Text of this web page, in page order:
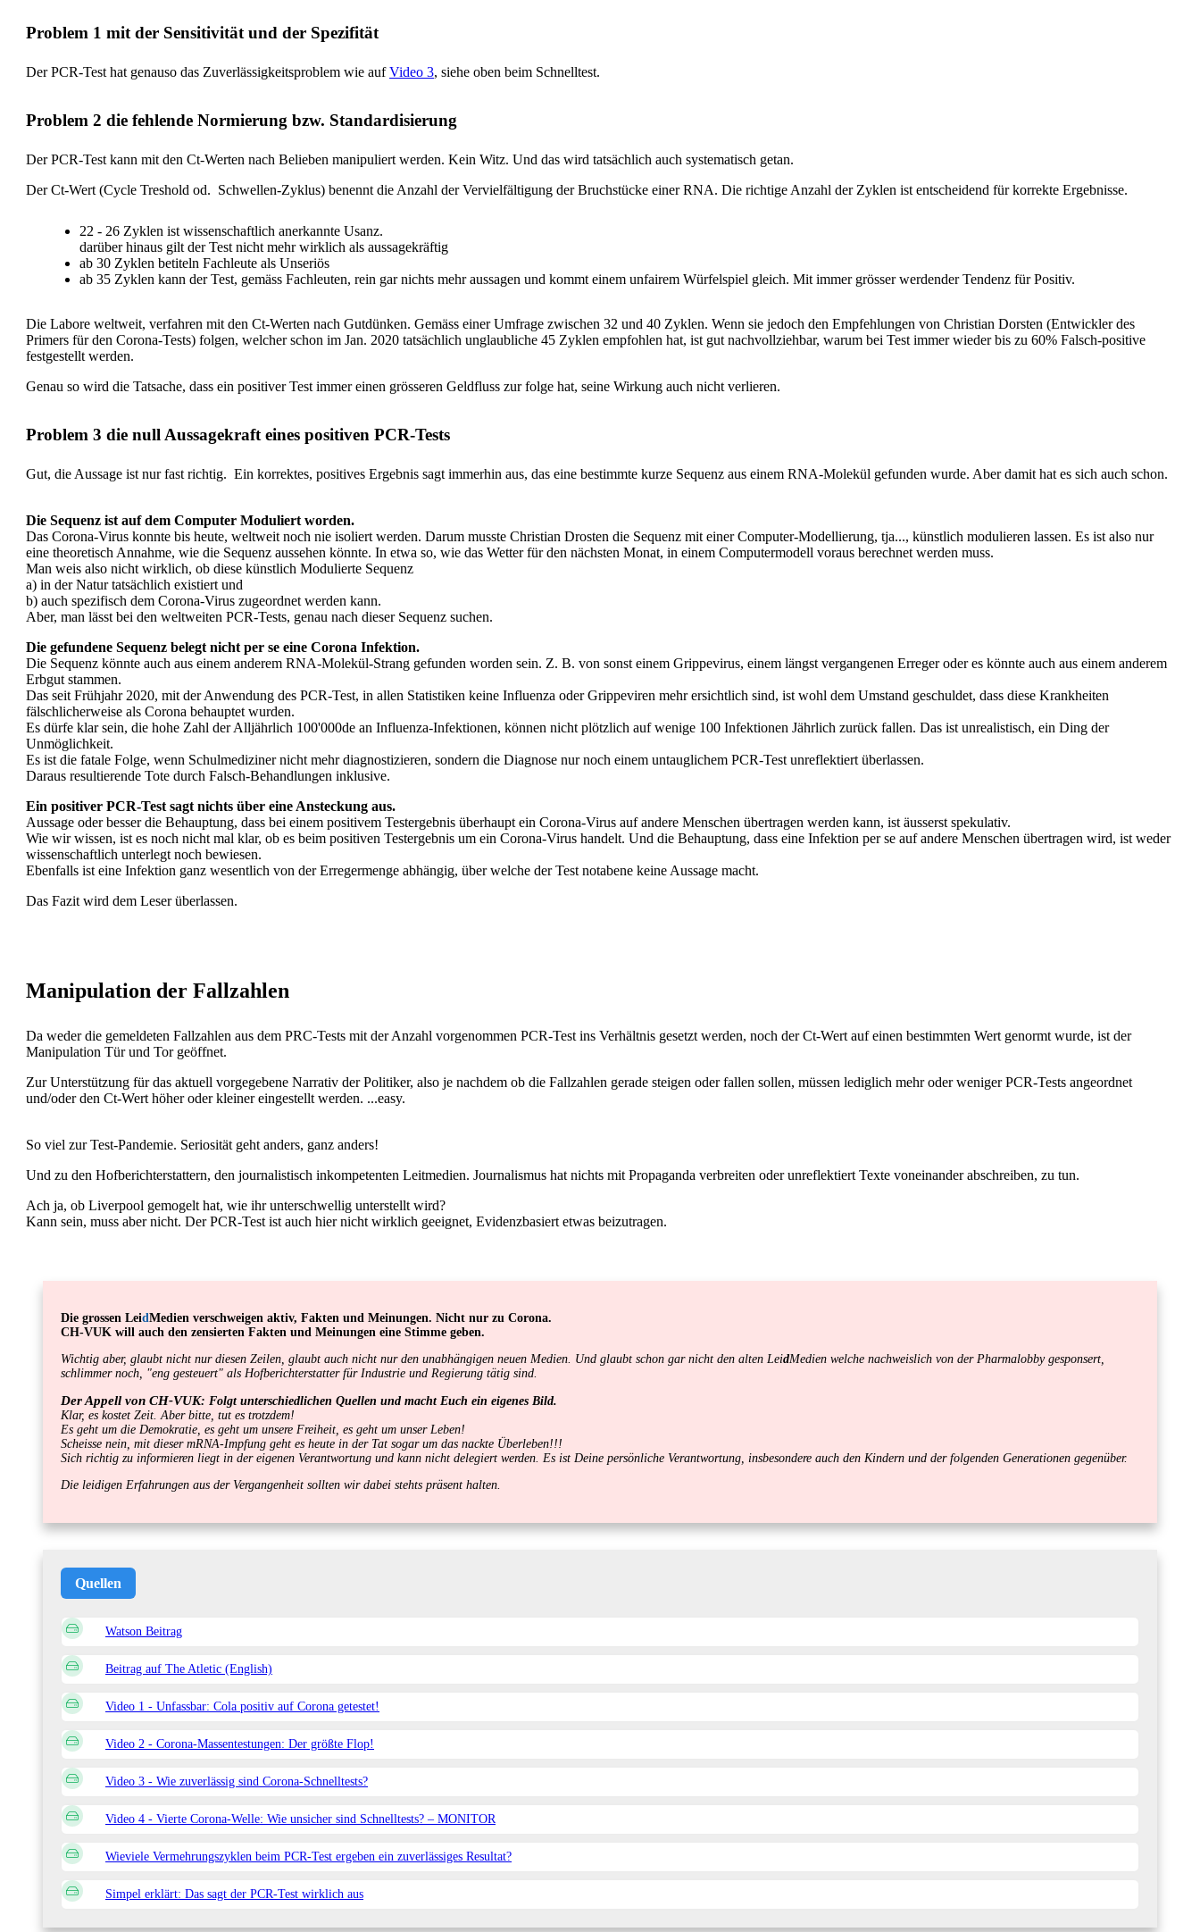
Problem 1 mit der Sensitivität und der Spezifität
Der PCR-Test hat genauso das Zuverlässigkeitsproblem wie aufVideo 3, siehe oben beim Schnelltest.
Problem 2 die fehlende Normierung bzw. Standardisierung
Der PCR-Test kann mit den Ct-Werten nach Belieben manipuliert werden. Kein Witz. Und das wird tatsächlich auch systematisch getan.
Der Ct-Wert (Cycle Treshold od. Schwellen-Zyklus) benennt die Anzahl der Vervielfältigung der Bruchstücke einer RNA. Die richtige Anzahl der Zyklen ist entscheidend für korrekte Ergebnisse.
22 - 26 Zyklen ist wissenschaftlich anerkannte Usanz.
darüber hinaus gilt der Test nicht mehr wirklich als aussagekräftig
ab 30 Zyklen betiteln Fachleute als Unseriös
ab 35 Zyklen kann der Test, gemäss Fachleuten, rein gar nichts mehr aussagen und kommt einem unfairem Würfelspiel gleich. Mit immer grösser werdender Tendenz für Positiv.
Die Labore weltweit, verfahren mit den Ct-Werten nach Gutdünken. Gemäss einer Umfrage zwischen 32 und 40 Zyklen. Wenn sie jedoch den Empfehlungen von Christian Dorsten (Entwickler des
Primers für den Corona-Tests) folgen, welcher schon im Jan. 2020 tatsächlich unglaubliche 45 Zyklen empfohlen hat, ist gut nachvollziehbar, warum bei Test immer wieder bis zu 60% Falsch-positive
festgestellt werden.
Genau so wird die Tatsache, dass ein positiver Test immer einen grösseren Geldfluss zur folge hat, seine Wirkung auch nicht verlieren.
Problem 3 die null Aussagekraft eines positiven PCR-Tests
Gut, die Aussage ist nur fast richtig. Ein korrektes, positives Ergebnis sagt immerhin aus, das eine bestimmte kurze Sequenz aus einem RNA-Molekül gefunden wurde. Aber damit hat es sich auch schon.
Die Sequenz ist auf dem Computer Moduliert worden.
Das Corona-Virus konnte bis heute, weltweit noch nie isoliert werden. Darum musste Christian Drosten die Sequenz mit einer Computer-Modellierung, tja..., künstlich modulieren lassen. Es ist also nur
eine theoretisch Annahme, wie die Sequenz aussehen könnte. In etwa so, wie das Wetter für den nächsten Monat, in einem Computermodell voraus berechnet werden muss.
Man weis also nicht wirklich, ob diese künstlich Modulierte Sequenz
a) in der Natur tatsächlich existiert und
b) auch spezifisch dem Corona-Virus zugeordnet werden kann.
Aber, man lässt bei den weltweiten PCR-Tests, genau nach dieser Sequenz suchen.
Die gefundene Sequenz belegt nicht per se eine Corona Infektion.
Die Sequenz könnte auch aus einem anderem RNA-Molekül-Strang gefunden worden sein. Z. B. von sonst einem Grippevirus, einem längst vergangenen Erreger oder es könnte auch aus einem anderem
Erbgut stammen.
Das seit Frühjahr 2020, mit der Anwendung des PCR-Test, in allen Statistiken keine Influenza oder Grippeviren mehr ersichtlich sind, ist wohl dem Umstand geschuldet, dass diese Krankheiten
fälschlicherweise als Corona behauptet wurden.
Es dürfe klar sein, die hohe Zahl der Alljährlich 100'000de an Influenza-Infektionen, können nicht plötzlich auf wenige 100 Infektionen Jährlich zurück fallen. Das ist unrealistisch, ein Ding der
Unmöglichkeit.
Es ist die fatale Folge, wenn Schulmediziner nicht mehr diagnostizieren, sondern die Diagnose nur noch einem untauglichem PCR-Test unreflektiert überlassen.
Daraus resultierende Tote durch Falsch-Behandlungen inklusive.
Ein positiver PCR-Test sagt nichts über eine Ansteckung aus.
Aussage oder besser die Behauptung, dass bei einem positivem Testergebnis überhaupt ein Corona-Virus auf andere Menschen übertragen werden kann, ist äusserst spekulativ.
Wie wir wissen, ist es noch nicht mal klar, ob es beim positiven Testergebnis um ein Corona-Virus handelt. Und die Behauptung, dass eine Infektion per se auf andere Menschen übertragen wird, ist weder
wissenschaftlich unterlegt noch bewiesen.
Ebenfalls ist eine Infektion ganz wesentlich von der Erregermenge abhängig, über welche der Test notabene keine Aussage macht.
Das Fazit wird dem Leser überlassen.
Manipulation der Fallzahlen
Da weder die gemeldeten Fallzahlen aus dem PRC-Tests mit der Anzahl vorgenommen PCR-Test ins Verhältnis gesetzt werden, noch der Ct-Wert auf einen bestimmten Wert genormt wurde, ist der
Manipulation Tür und Tor geöffnet.
Zur Unterstützung für das aktuell vorgegebene Narrativ der Politiker, also je nachdem ob die Fallzahlen gerade steigen oder fallen sollen, müssen lediglich mehr oder weniger PCR-Tests angeordnet
und/oder den Ct-Wert höher oder kleiner eingestellt werden. ...easy.
So viel zur Test-Pandemie. Seriosität geht anders, ganz anders!
Und zu den Hofberichterstattern, den journalistisch inkompetenten Leitmedien. Journalismus hat nichts mit Propaganda verbreiten oder unreflektiert Texte voneinander abschreiben, zu tun.
Ach ja, ob Liverpool gemogelt hat, wie ihr unterschwellig unterstellt wird?
Kann sein, muss aber nicht. Der PCR-Test ist auch hier nicht wirklich geeignet, Evidenzbasiert etwas beizutragen.
Die grossen LeidMedien verschweigen aktiv, Fakten und Meinungen. Nicht nur zu Corona.
CH-VUK will auch den zensierten Fakten und Meinungen eine Stimme geben.
Wichtig aber, glaubt nicht nur diesen Zeilen, glaubt auch nicht nur den unabhängigen neuen Medien. Und glaubt schon gar nicht den alten LeidMedien welche nachweislich von der Pharmalobby gesponsert,
schlimmer noch, "eng gesteuert" als Hofberichterstatter für Industrie und Regierung tätig sind.
Der Appell von CH-VUK: Folgt unterschiedlichen Quellen und macht Euch ein eigenes Bild.
Klar, es kostet Zeit. Aber bitte, tut es trotzdem!
Es geht um die Demokratie, es geht um unsere Freiheit, es geht um unser Leben!
Scheisse nein, mit dieser mRNA-Impfung geht es heute in der Tat sogar um das nackte Überleben!!!
Sich richtig zu informieren liegt in der eigenen Verantwortung und kann nicht delegiert werden. Es ist Deine persönliche Verantwortung, insbesondere auch den Kindern und der folgenden Generationen gegenüber.
Die leidigen Erfahrungen aus der Vergangenheit sollten wir dabei stehts präsent halten.
Quellen
Watson Beitrag
Beitrag auf The Atletic (English)
Video 1 - Unfassbar: Cola positiv auf Corona getestet!
Video 2 - Corona-Massentestungen: Der größte Flop!
Video 3 - Wie zuverlässig sind Corona-Schnelltests?
Video 4 - Vierte Corona-Welle: Wie unsicher sind Schnelltests? – MONITOR
Wieviele Vermehrungszyklen beim PCR-Test ergeben ein zuverlässiges Resultat?
Simpel erklärt: Das sagt der PCR-Test wirklich aus